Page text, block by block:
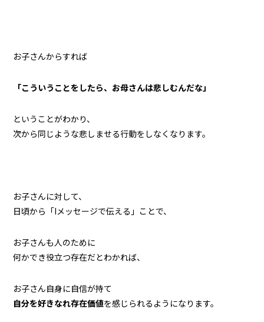
お子さんからすれば
「こういうことをしたら、お母さんは悲しむんだな」
ということがわかり、
次から同じような悲しませる行動をしなくなります。
お子さんに対して、
日頃から「Iメッセージで伝える」ことで、
お子さんも人のために
何かでき役立つ存在だとわかれば、
お子さん自身に自信が持て
自分を好きなれ存在価値を感じられるようになります。